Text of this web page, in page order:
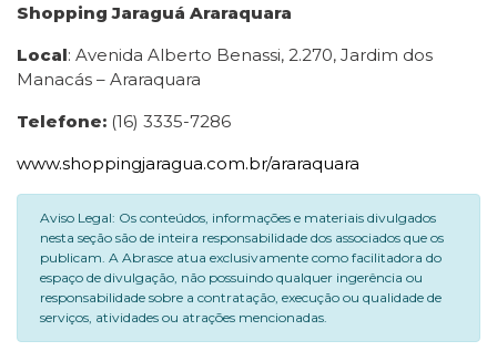
Shopping Jaraguá Araraquara
Local: Avenida Alberto Benassi, 2.270, Jardim dos
Manacás – Araraquara
Telefone: (16) 3335-7286
www.shoppingjaragua.com.br/araraquara
Aviso Legal: Os conteúdos, informações e materiais divulgados
nesta seção são de inteira responsabilidade dos associados que os
publicam. A Abrasce atua exclusivamente como facilitadora do
espaço de divulgação, não possuindo qualquer ingerência ou
responsabilidade sobre a contratação, execução ou qualidade de
serviços, atividades ou atrações mencionadas.